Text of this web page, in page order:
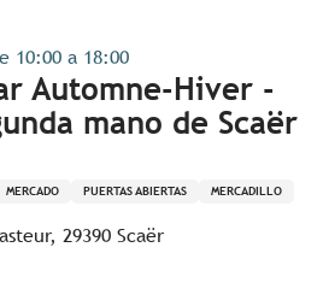
10:00 a 18:00
Automne-Hiver -
mano de Scaër
MERCADO PUERTAS ABIERTAS MERCADILLO
29390 Scaër